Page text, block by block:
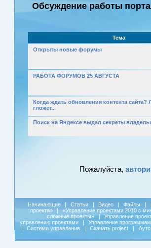
Обсуждение работы
Тема
Открыты новые форумы
РАБОТА ФОРУМОВ 25 АВГУСТА
Когда ждать обновления контента сайта?
гложет...
Поиск на Яндексе выдал секреты
Пожалуйста,
Начинающие | Статьи | Видео | Файлы |
проекта»
| «Управление проектами 2010 с
сложные проекты»
| Управление
управлению проектами
| Управление
|
Система управления | Скачать project |